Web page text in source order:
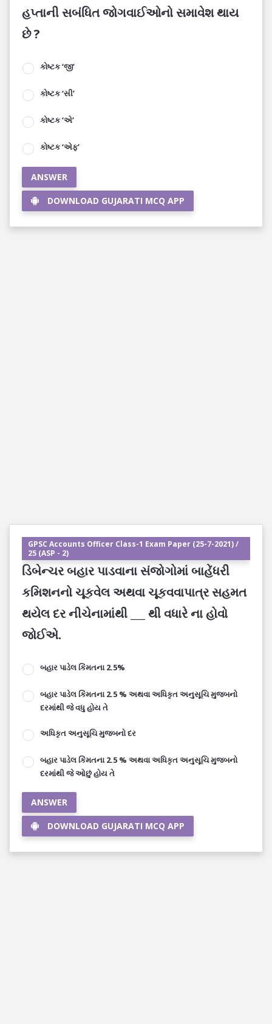
હપ્તાની સબંધિત જોગવાઈઓનો સમાવેશ થાય
છે ?
કોષ્ટક ‘જી’
કોષ્ટક ‘સી’
કોષ્ટક ‘એ’
કોષ્ટક ‘એફ’
ANSWER
DOWNLOAD GUJARATI MCQ APP
GPSC Accounts Officer Class-1 Exam Paper (25-7-2021) /
25 (ASP - 2)
ડિબેન્ચર બહાર પાડવાના સંજોગોમાં બાહેંધરી
કમિશનનો ચૂકવેલ અથવા ચૂકવવાપાત્ર સહમત
થયેલ દર નીચેનામાંથી ___ થી વધારે ના હોવો
જોઈએ.
બહાર પાડેલ કિંમતના 2.5%
બહાર પાડેલ કિંમતના 2.5 % અથવા અધિકૃત અનુસૂચિ મુજબનો
દરમાંથી જે વધુ હોય તે
અધિકૃત અનુસૂચિ મુજબનો દર
બહાર પાડેલ કિંમતના 2.5 % અથવા અધિકૃત અનુસૂચિ મુજબનો
દરમાંથી જે ઓછું હોય તે
ANSWER
DOWNLOAD GUJARATI MCQ APP